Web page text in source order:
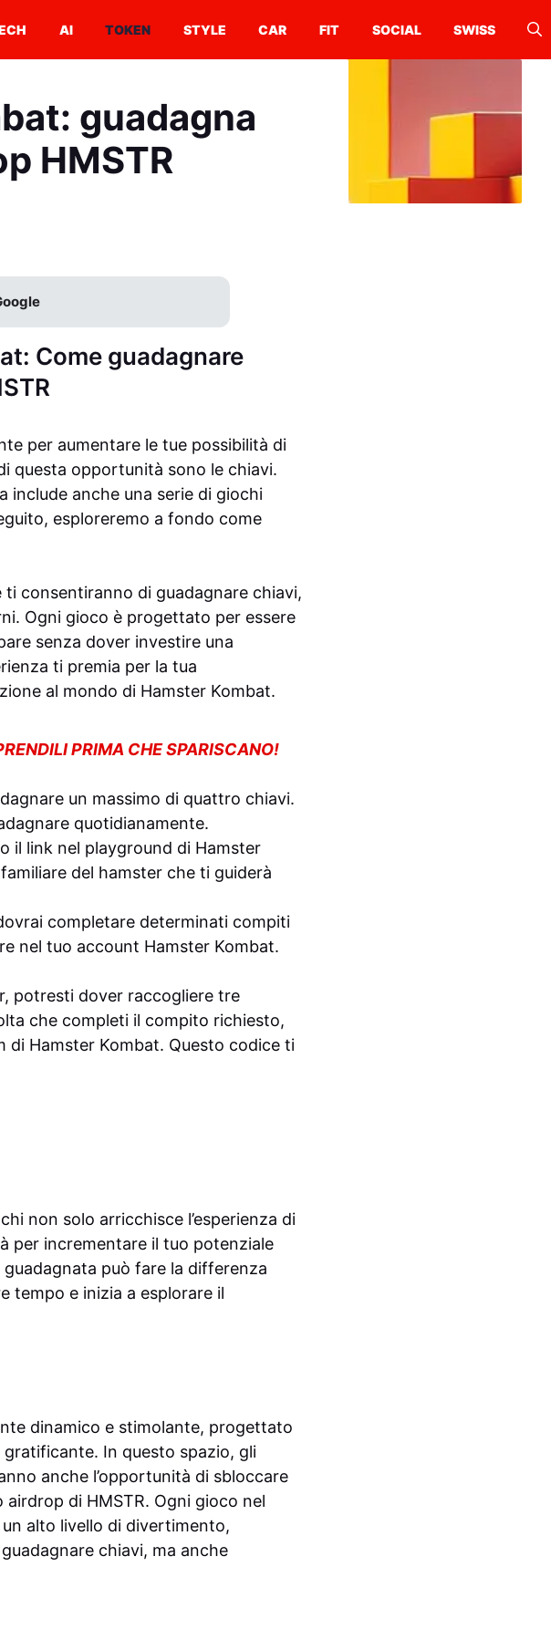
AI TOKEN STYLE CAR FIT SOCIAL SWISS
guadagna
HMSTR
Come guadagnare
per aumentare le tue possibilità di
questa opportunità sono le chiavi.
include anche una serie di giochi
esploreremo a fondo come
consentiranno di guadagnare chiavi,
Ogni gioco è progettato per essere
senza dover investire una
ti premia per la tua
al mondo di Hamster Kombat.
PRIMA CHE SPARISCANO!
un massimo di quattro chiavi.
quotidianamente.
il link nel playground di Hamster
del hamster che ti guiderà
completare determinati compiti
nel tuo account Hamster Kombat.
potresti dover raccogliere tre
che completi il compito richiesto,
di Hamster Kombat. Questo codice ti
non solo arricchisce l’esperienza di
per incrementare il tuo potenziale
può fare la differenza
tempo e inizia a esplorare il
dinamico e stimolante, progettato
In questo spazio, gli
anche l’opportunità di sbloccare
di HMSTR. Ogni gioco nel
alto livello di divertimento,
chiavi, ma anche